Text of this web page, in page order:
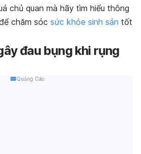
chủ quan mà hãy tìm hiểu thông
chăm sóc sức khỏe sinh sản tốt
đau bụng khi rụng
Quảng Cáo